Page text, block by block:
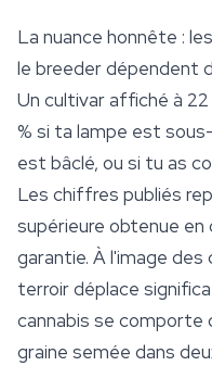
La nuance honnête :
le breeder dépendent
Un cultivar affiché à
% si ta lampe est
est bâclé, ou si tu as
Les chiffres publiés
supérieure obtenue
garantie. À l'image
terroir déplace
cannabis se comporte
graine semée dans